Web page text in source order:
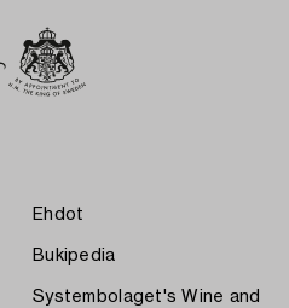
Ehdot
Bukipedia
Systembolaget's Wine and